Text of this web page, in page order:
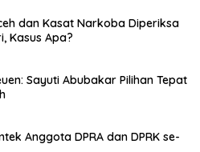
dan Kasat Narkoba Diperiksa
Kasus Apa?
Sayuti Abubakar Pilihan Tepat
Anggota DPRA dan DPRK se-